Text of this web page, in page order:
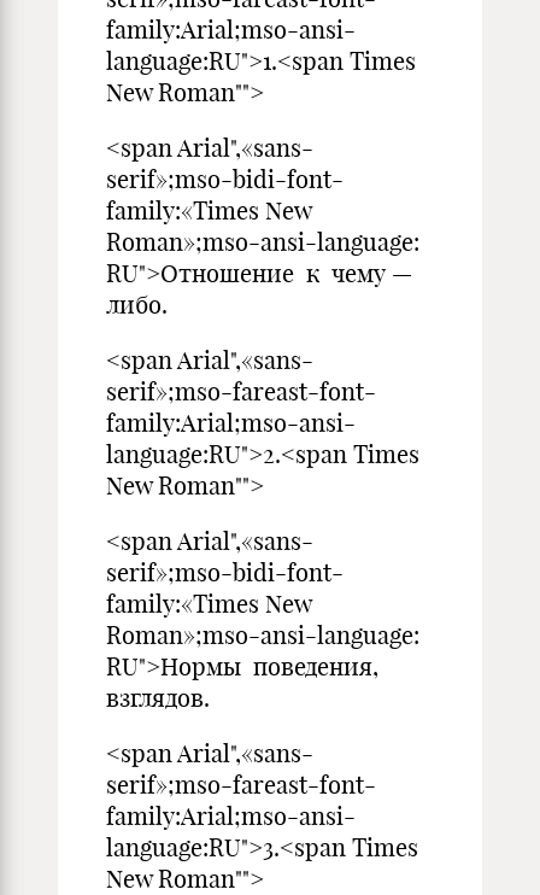
family:Arial;mso-ansi-
language:RU">1.<span Times
New Roman"">
<span Arial",«sans-
serif»;mso-bidi-font-
family:«Times New
Roman»;mso-ansi-language:
RU">Отношение к чему —
либо.
<span Arial",«sans-
serif»;mso-fareast-font-
family:Arial;mso-ansi-
language:RU">2.<span Times
New Roman"">
<span Arial",«sans-
serif»;mso-bidi-font-
family:«Times New
Roman»;mso-ansi-language:
RU">Нормы поведения,
взглядов.
<span Arial",«sans-
serif»;mso-fareast-font-
family:Arial;mso-ansi-
language:RU">3.<span Times
New Roman"">